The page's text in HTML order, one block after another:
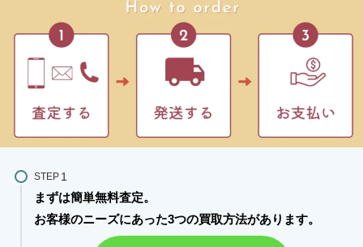
STEP
まずは簡単無料査定。
お客様のニーズにあった3つの買取方法があります。​